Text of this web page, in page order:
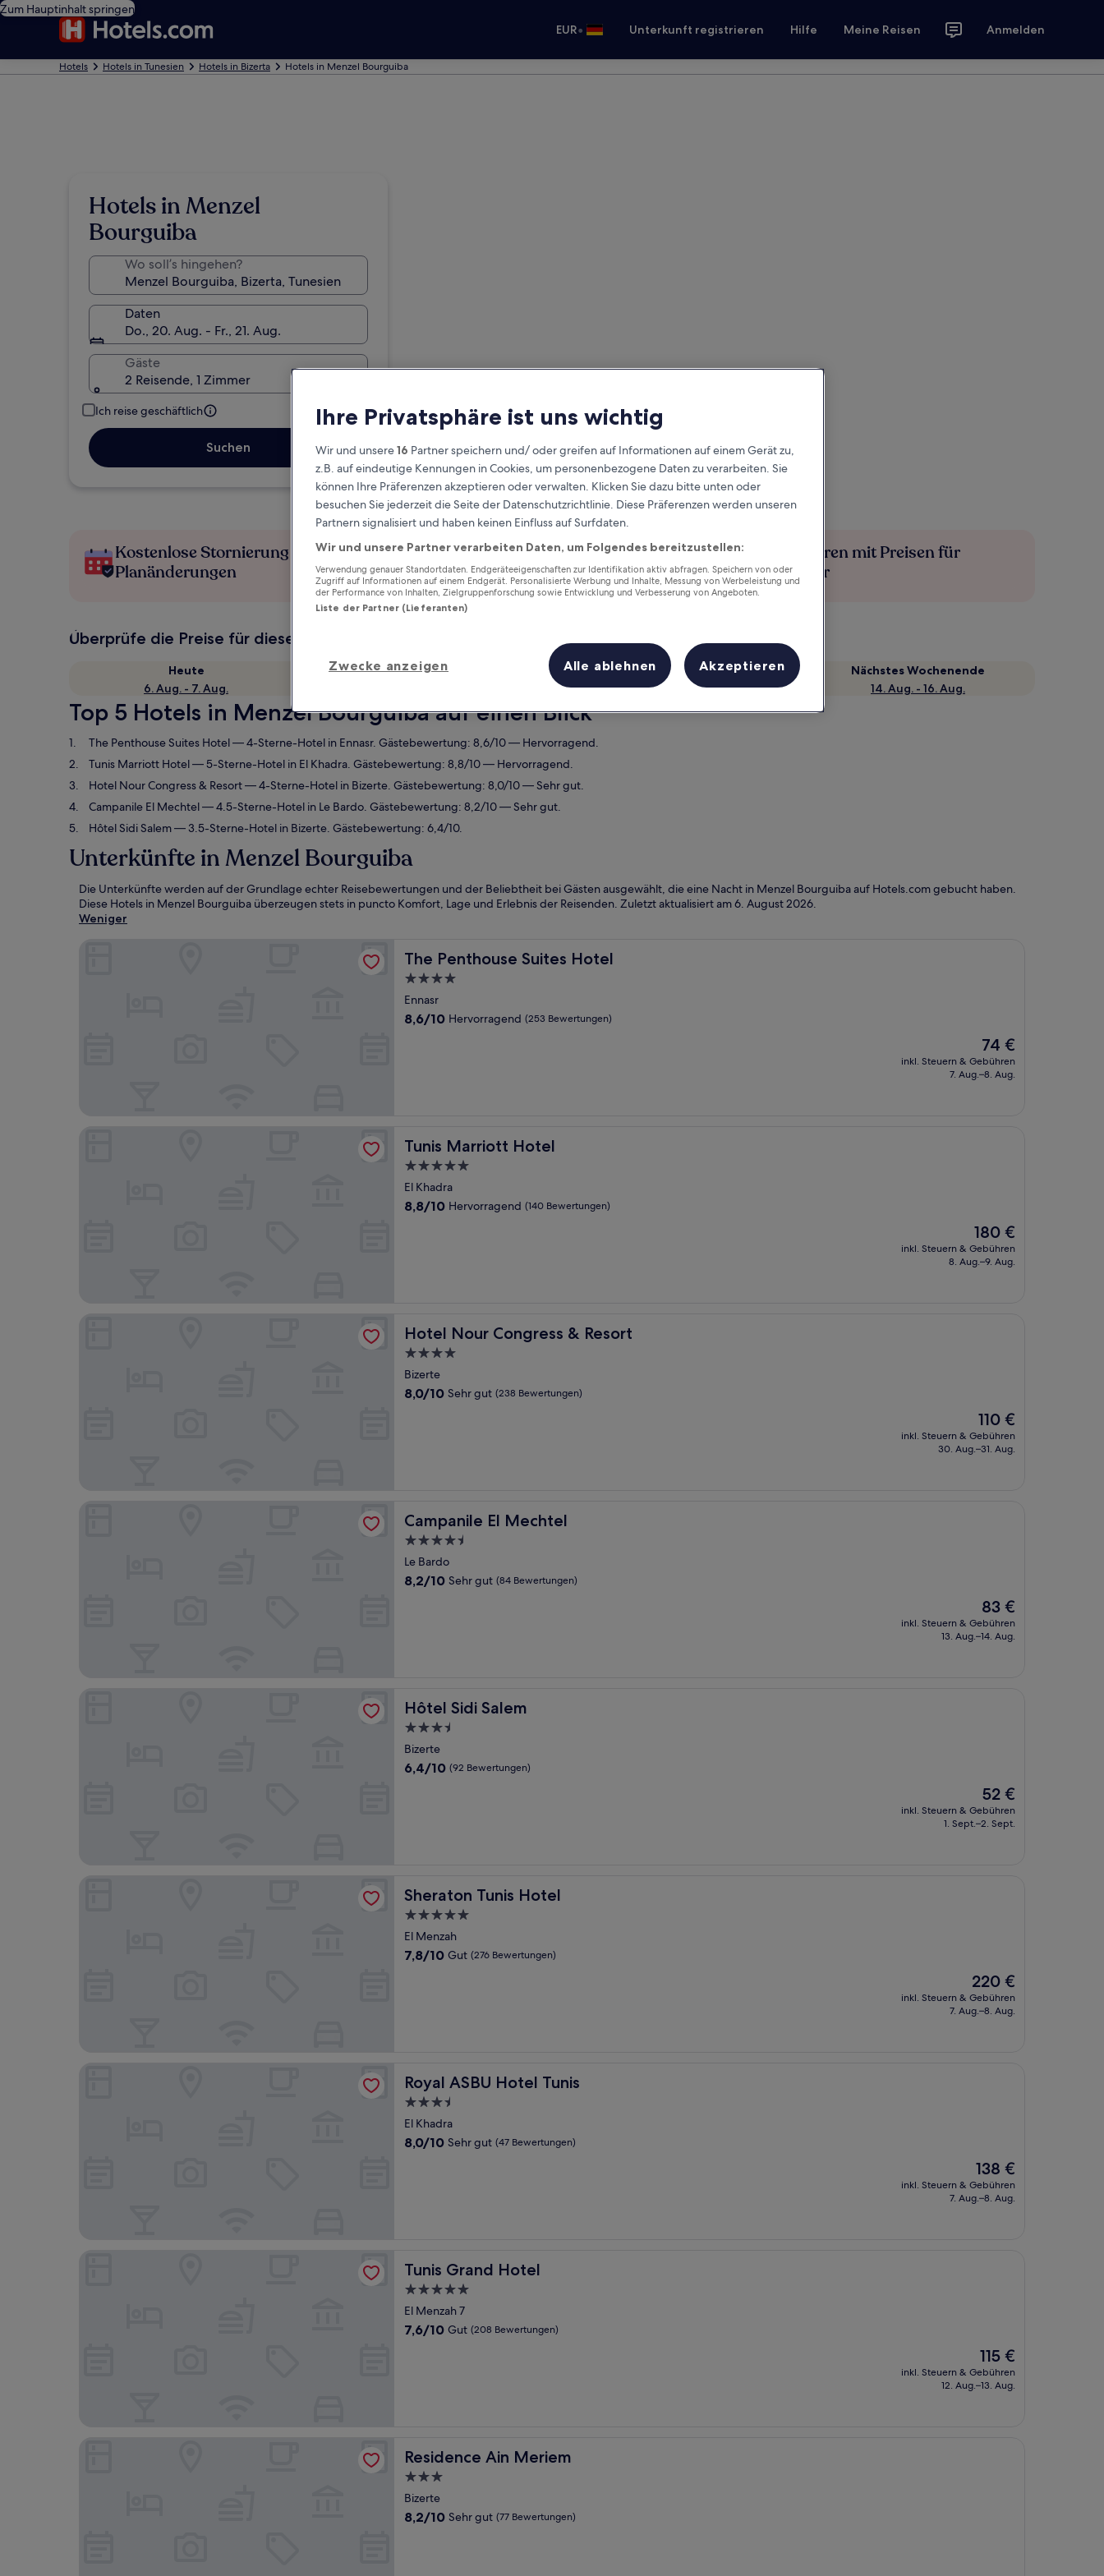
Zum Hauptinhalt springen
EUR• Unterkunft registrieren Hilfe Meine Reisen Anmelden
Hotels Hotels in Tunesien Hotels in Bizerta Hotels in Menzel Bourguiba
Hotels in Menzel
Bourguiba
Wo soll’s hingehen?
Daten
Do., 20. Aug. - Fr., 21. Aug.
Gäste
2 Reisende, 1 Zimmer
Ich reise geschäftlich
Suchen
Kostenlose Stornierung bei
Planänderungen
Verdiene Prämien für jede
wahrgenommene Übernachtung
Mehr sparen mit Preisen für
Mitglieder
Überprüfe die Preise für diese Daten
Heute
6. Aug. - 7. Aug.
Morgen
Dieses Wochenende
7. Aug. - 9. Aug.
Nächstes Wochenende
14. Aug. - 16. Aug.
Top 5 Hotels in Menzel Bourguiba auf einen Blick
The Penthouse Suites Hotel— 4-Sterne-Hotel in Ennasr. Gästebewertung: 8,6/10 — Hervorragend.
Tunis Marriott Hotel— 5-Sterne-Hotel in El Khadra. Gästebewertung: 8,8/10 — Hervorragend.
Hotel Nour Congress & Resort— 4-Sterne-Hotel in Bizerte. Gästebewertung: 8,0/10 — Sehr gut.
Campanile El Mechtel— 4.5-Sterne-Hotel in Le Bardo. Gästebewertung: 8,2/10 — Sehr gut.
Hôtel Sidi Salem— 3.5-Sterne-Hotel in Bizerte. Gästebewertung: 6,4/10.
Unterkünfte in Menzel Bourguiba
Die Unterkünfte werden auf der Grundlage echter Reisebewertungen und der Beliebtheit bei Gästen ausgewählt, die eine Nacht in Menzel Bourguiba auf Hotels.com gebucht haben.
Diese Hotels in Menzel Bourguiba überzeugen stets in puncto Komfort, Lage und Erlebnis der Reisenden. Zuletzt aktualisiert am6. August 2026.
Weniger
The Penthouse Suites Hotel
The Penthouse Suites Hotel
4.0-
Sterne-
Unterkunft
Ennasr
8.6
8,6/10 Hervorragend (253 Bewertungen)
Der
Preis
beträgt
74 €
inkl. Steuern & Gebühren
7. Aug.–8. Aug.
Tunis Marriott Hotel
Tunis Marriott Hotel
5.0-
Sterne-
Unterkunft
El Khadra
8.8
8,8/10 Hervorragend (140 Bewertungen)
Der
Preis
beträgt
180 €
inkl. Steuern & Gebühren
8. Aug.–9. Aug.
Hotel Nour Congress & Resort
Hotel Nour Congress & Resort
4.0-
Sterne-
Unterkunft
Bizerte
8.0
8,0/10 Sehr gut (238 Bewertungen)
Der
Preis
beträgt
110 €
inkl. Steuern & Gebühren
30. Aug.–31. Aug.
Campanile El Mechtel
Campanile El Mechtel
4.5-
Sterne-
Unterkunft
Le Bardo
8.2
8,2/10 Sehr gut (84 Bewertungen)
Der
Preis
beträgt
83 €
inkl. Steuern & Gebühren
13. Aug.–14. Aug.
Hôtel Sidi Salem
Hôtel Sidi Salem
3.5-
Sterne-
Unterkunft
Bizerte
6.4
6,4/10 (92 Bewertungen)
Der
Preis
beträgt
52 €
inkl. Steuern & Gebühren
1. Sept.–2. Sept.
Sheraton Tunis Hotel
Sheraton Tunis Hotel
5.0-
Sterne-
Unterkunft
El Menzah
7.8
7,8/10 Gut (276 Bewertungen)
Der
Preis
beträgt
220 €
inkl. Steuern & Gebühren
7. Aug.–8. Aug.
Royal ASBU Hotel Tunis
Royal ASBU Hotel Tunis
3.5-
Sterne-
Unterkunft
El Khadra
8.0
8,0/10 Sehr gut (47 Bewertungen)
Der
Preis
beträgt
138 €
inkl. Steuern & Gebühren
7. Aug.–8. Aug.
Tunis Grand Hotel
Tunis Grand Hotel
5.0-
Sterne-
Unterkunft
El Menzah 7
7.6
7,6/10 Gut (208 Bewertungen)
Der
Preis
beträgt
115 €
inkl. Steuern & Gebühren
12. Aug.–13. Aug.
Residence Ain Meriem
Residence Ain Meriem
3.0-
Sterne-
Unterkunft
Bizerte
8.2
8,2/10 Sehr gut (77 Bewertungen)
Ihre Privatsphäre ist uns wichtig
Wir und unsere16 Partner speichern und/ oder greifen auf Informationen auf einem Gerät zu,
z.B. auf eindeutige Kennungen in Cookies, um personenbezogene Daten zu verarbeiten. Sie
können Ihre Präferenzen akzeptieren oder verwalten. Klicken Sie dazu bitte unten oder
besuchen Sie jederzeit die Seite der Datenschutzrichtlinie. Diese Präferenzen werden unseren
Partnern signalisiert und haben keinen Einfluss auf Surfdaten.
Wir und unsere Partner verarbeiten Daten, um Folgendes bereitzustellen:
Verwendung genauer Standortdaten. Endgeräteeigenschaften zur Identifikation aktiv abfragen. Speichern von oder
Zugriff auf Informationen auf einem Endgerät. Personalisierte Werbung und Inhalte, Messung von Werbeleistung und
der Performance von Inhalten, Zielgruppenforschung sowie Entwicklung und Verbesserung von Angeboten.
Liste der Partner (Lieferanten)
Zwecke anzeigen Alle ablehnen Akzeptieren